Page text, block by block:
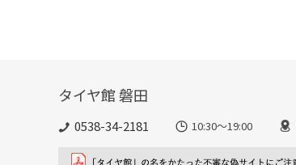
タイヤ館 磐田
0538-34-2181 10:30～19:00